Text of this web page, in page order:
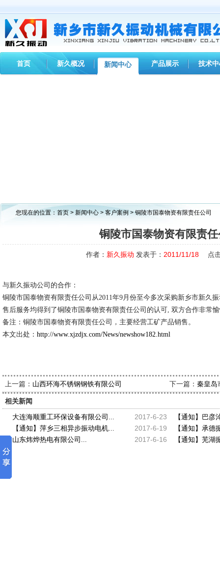
首页 新久概况 新闻中心 产品展示 技术
您现在的位置： 首页 > 新闻中心 > 客户案例 > 铜陵市国泰物资有限责任公司
铜陵市国泰物资有限责
作者： 新久振动 发表于： 2011/11/18 点
与新久振动公司的合作：
铜陵市国泰物资有限责任公司从2011年9月份至今多次采购新乡市新久
售后服务均得到了铜陵市国泰物资有限责任公司的认可, 双方合作非常
备注：铜陵市国泰物资有限责任公司，主要经营工矿产品销售。
本文出处： http://www.xjzdjx.com/News/newshow182.html
上一篇： 山西环海不锈钢钢铁有限公司 下一篇： 秦皇岛
相关新闻
2017-6-23
大连海顺重工环保设备有限公司... 【通知】巴彦
2017-6-19
【通知】萍乡三相异步振动电机... 【通知】承德
2017-6-16
山东炜烨热电有限公司... 【通知】芜湖